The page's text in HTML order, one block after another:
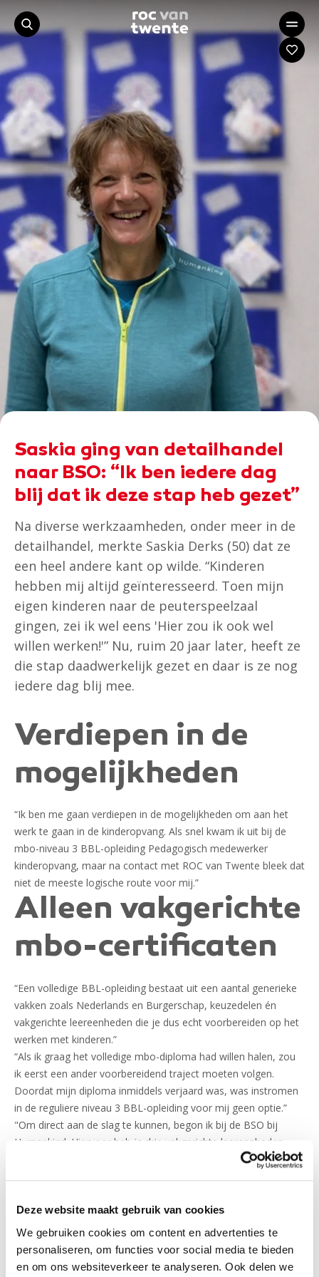
Deze website maakt gebruik van cookies
We gebruiken cookies om content en advertenties te
personaliseren, om functies voor social media te bieden
en om ons websiteverkeer te analyseren. Ook delen we
Saskia ging van detailhandel
naar BSO: “Ik ben iedere dag
blij dat ik deze stap heb gezet”
Na diverse werkzaamheden, onder meer in de
detailhandel, merkte Saskia Derks (50) dat ze
een heel andere kant op wilde. “Kinderen
hebben mij altijd geïnteresseerd. Toen mijn
eigen kinderen naar de peuterspeelzaal
gingen, zei ik wel eens 'Hier zou ik ook wel
willen werken!'” Nu, ruim 20 jaar later, heeft ze
die stap daadwerkelijk gezet en daar is ze nog
iedere dag blij mee.
Verdiepen in de
mogelijkheden
“Ik ben me gaan verdiepen in de mogelijkheden om aan het
werk te gaan in de kinderopvang. Als snel kwam ik uit bij de
mbo-niveau 3 BBL-opleiding Pedagogisch medewerker
kinderopvang, maar na contact met ROC van Twente bleek dat
niet de meeste logische route voor mij.”
Alleen vakgerichte
mbo-certificaten
“Een volledige BBL-opleiding bestaat uit een aantal generieke
vakken zoals Nederlands en Burgerschap, keuzedelen én
vakgerichte leereenheden die je dus echt voorbereiden op het
werken met kinderen.”
“Als ik graag het volledige mbo-diploma had willen halen, zou
ik eerst een ander voorbereidend traject moeten volgen.
Doordat mijn diploma inmiddels verjaard was, was instromen
in de reguliere niveau 3 BBL-opleiding voor mij geen optie.”
"Om direct aan de slag te kunnen, begon ik bij de BSO bij
Humankind. Hiervoor heb je drie vakgerichte leereenheden
nodig. Onderdelen waarvoor ik mbo-certificaten ontvangen.
alleen wat ik echt nodig heb en bespaar daardoor veel tijd.”
Dit traject is